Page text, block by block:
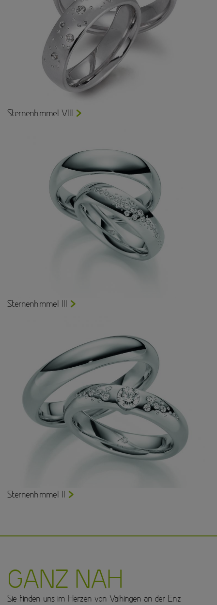
Sternenhimmel VIII
Sternenhimmel III
Sternenhimmel II
GANZ NAH
Sie finden uns im Herzen von Vaihingen an der Enz